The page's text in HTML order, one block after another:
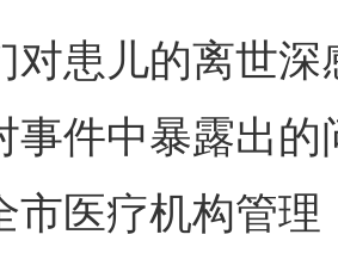
儿的离世深
事件中暴露出
市医疗机构管